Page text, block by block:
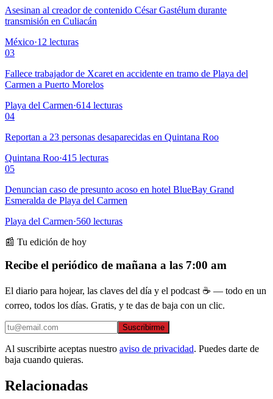
Asesinan al creador de contenido César Gastélum durante
transmisión en Culiacán
México·12 lecturas
03
Fallece trabajador de Xcaret en accidente en tramo de Playa del
Carmen a Puerto Morelos
Playa del Carmen·614 lecturas
04
Reportan a 23 personas desaparecidas en Quintana Roo
Quintana Roo·415 lecturas
05
Denuncian caso de presunto acoso en hotel BlueBay Grand
Esmeralda de Playa del Carmen
Playa del Carmen·560 lecturas
📰 Tu edición de hoy
Recibe el periódico de mañana a las 7:00 am
El diario para hojear, las claves del día y el podcast ☕ — todo en un
correo, todos los días. Gratis, y te das de baja con un clic.
Suscribirme
Al suscribirte aceptas nuestro aviso de privacidad. Puedes darte de
baja cuando quieras.
Relacionadas